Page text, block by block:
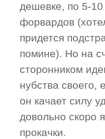
дешевке, по 5-
форвардов
придется
помине). Но на
сторонником
нубства своего,
он качает силу
довольно скоро
прокачки.